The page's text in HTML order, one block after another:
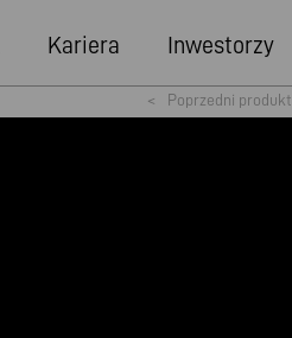
Kariera Inwestorzy
< Poprzedni produkt